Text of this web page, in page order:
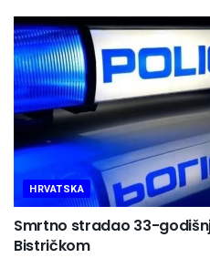
HRVATSKA
Smrtno stradao 33-
Bistričkom